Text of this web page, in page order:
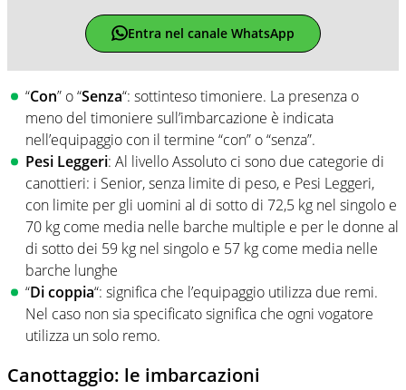
Entra nel canale WhatsApp
“Con” o “Senza“: sottinteso timoniere. La presenza o
meno del timoniere sull’imbarcazione è indicata
nell’equipaggio con il termine “con” o “senza”.
Pesi Leggeri: Al livello Assoluto ci sono due categorie di
canottieri: i Senior, senza limite di peso, e Pesi Leggeri,
con limite per gli uomini al di sotto di 72,5 kg nel singolo e
70 kg come media nelle barche multiple e per le donne al
di sotto dei 59 kg nel singolo e 57 kg come media nelle
barche lunghe
“Di coppia“: significa che l’equipaggio utilizza due remi.
Nel caso non sia specificato significa che ogni vogatore
utilizza un solo remo.
Canottaggio: le imbarcazioni